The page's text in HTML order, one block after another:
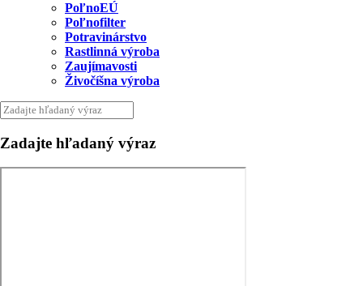
PoľnoEÚ
Poľnofilter
Potravinárstvo
Rastlinná výroba
Zaujímavosti
Živočíšna výroba
Zadajte hľadaný výraz